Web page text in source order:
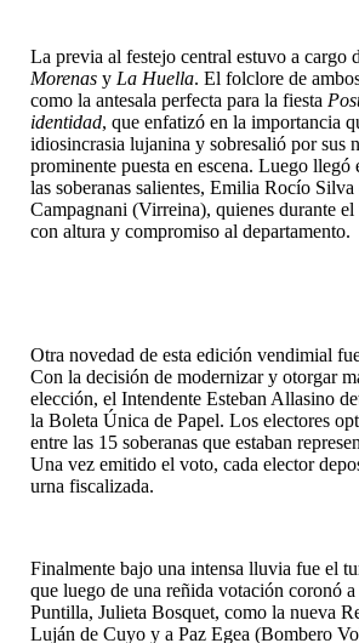
La previa al festejo central estuvo a cargo
Morenas y La Huella. El folclore de
como la antesala perfecta para la fiesta
identidad, que enfatizó en la importancia
idiosincrasia lujanina y sobresalió por sus
prominente puesta en escena. Luego llegó
las soberanas salientes, Emilia Rocío
Campagnani (Virreina), quienes durante
con altura y compromiso al departamento.
Otra novedad de esta edición vendimial
Con la decisión de modernizar y otorgar
elección, el Intendente Esteban Allasino
la Boleta Única de Papel. Los electores
entre las 15 soberanas que estaban
Una vez emitido el voto, cada elector
urna fiscalizada.
Finalmente bajo una intensa lluvia fue el
que luego de una reñida votación coronó
Puntilla, Julieta Bosquet, como la nueva
Luján de Cuyo y a Paz Egea (Bombero